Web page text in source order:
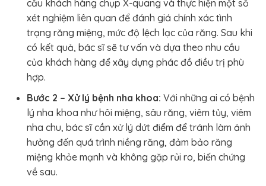
cầu khách hàng chụp X-quang và thực hiện một số
xét nghiệm liên quan để đánh giá chính xác tình
trạng răng miệng, mức độ lệch lạc của răng. Sau khi
có kết quả, bác sĩ sẽ tư vấn và dựa theo nhu cầu
của khách hàng để xây dựng phác đồ điều trị phù
hợp.
Bước 2 – Xử lý bệnh nha khoa: Với những ai có bệnh
lý nha khoa như hôi miệng, sâu răng, viêm tủy, viêm
nha chu, bác sĩ cần xử lý dứt điểm để tránh làm ảnh
hưởng đến quá trình niềng răng, đảm bảo răng
miệng khỏe mạnh và không gặp rủi ro, biến chứng
về sau.